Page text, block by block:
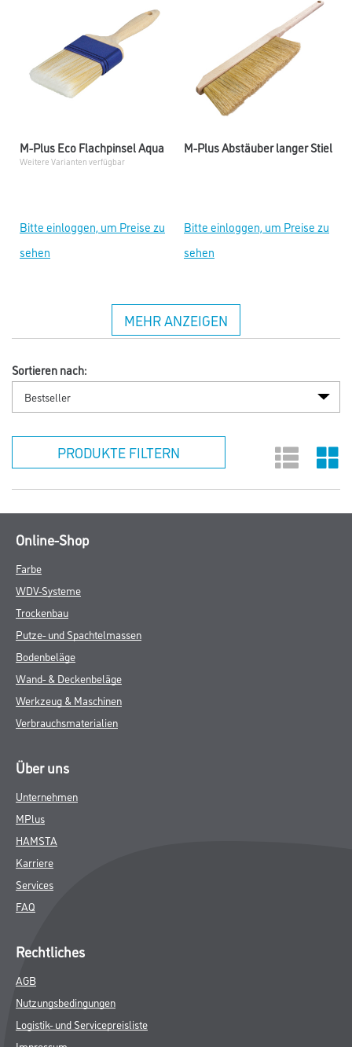
M-Plus Eco Flachpinsel Aqua
Weitere Varianten verfügbar
Bitte einloggen, um Preise zu
sehen
M-Plus Abstäuber langer Stiel
Bitte einloggen, um Preise zu
sehen
MEHR ANZEIGEN
Sortieren nach:
PRODUKTE FILTERN
Online-Shop
Farbe
WDV-Systeme
Trockenbau
Putze- und Spachtelmassen
Bodenbeläge
Wand- & Deckenbeläge
Werkzeug & Maschinen
Verbrauchsmaterialien
Über uns
Unternehmen
MPlus
HAMSTA
Karriere
Services
FAQ
Rechtliches
AGB
Nutzungsbedingungen
Logistik- und Servicepreisliste